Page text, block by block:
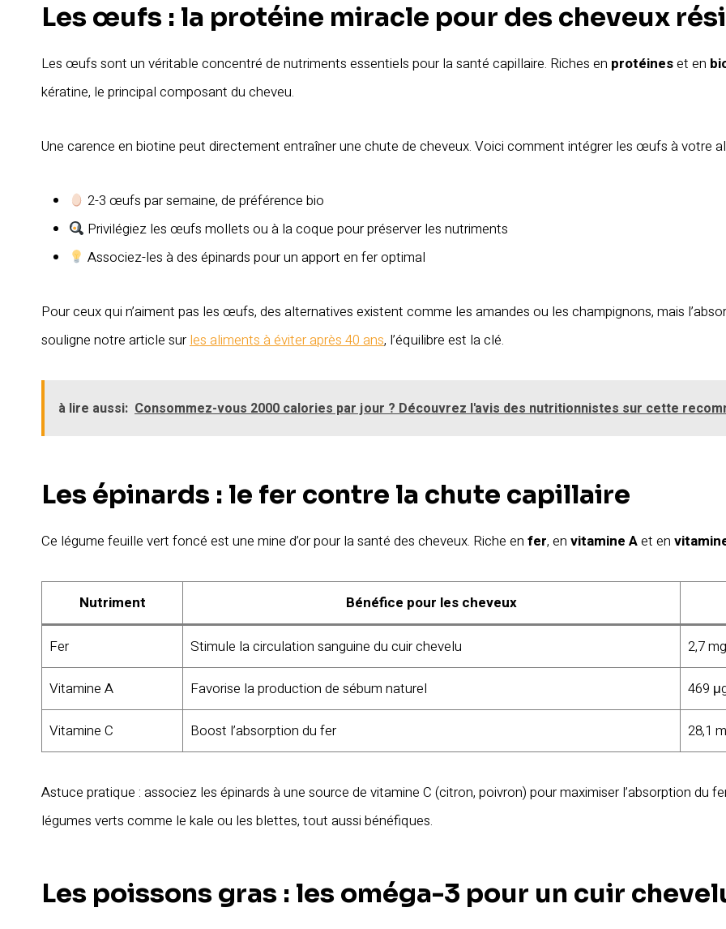
Les œufs : la protéine miracle pour des cheveux
Les œufs sont un véritable concentré de nutriments essentiels pour la santé capillaire. Riches en protéineset en
kératine, le principal composant du cheveu.
Une carence en biotine peut directement entraîner une chute de cheveux. Voici comment intégrer les œufs à votre
2-3 œufs par semaine, de préférence bio
Privilégiez les œufs mollets ou à la coque pour préserver les nutriments
Associez-les à des épinards pour un apport en fer optimal
Pour ceux qui n’aiment pas les œufs, des alternatives existent comme les amandes ou les champignons, mais
souligne notre article surles aliments à éviter après 40 ans, l’équilibre est la clé.
à lire aussi: Consommez-vous 2000 calories par jour ? Découvrez l'avis des nutritionnistes sur cette
Les épinards : le fer contre la chute capillaire
Ce légume feuille vert foncé est une mine d’or pour la santé des cheveux. Riche en fer, en vitamine Aet en
Nutriment Bénéfice pour les cheveux
Fer Stimule la circulation sanguine du cuir chevelu 2,7 mg
Vitamine A Favorise la production de sébum naturel 469
Vitamine C Boost l’absorption du fer 28,1
Astuce pratique : associez les épinards à une source de vitamine C (citron, poivron) pour maximiser l’absorption du
légumes verts comme le kale ou les blettes, tout aussi bénéfiques.
Les poissons gras : les oméga-3 pour un cuir